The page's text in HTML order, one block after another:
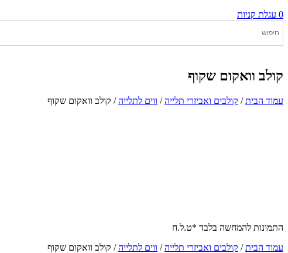
0 עגלת קניות
קולב וואקום שקוף
עמוד הבית/ קולבים ואביזרי תלייה/ ווים לתלייה/ קולב וואקום שקוף
התמונות להמחשה בלבד *ט.ל.ח
עמוד הבית/ קולבים ואביזרי תלייה/ ווים לתלייה/ קולב וואקום שקוף